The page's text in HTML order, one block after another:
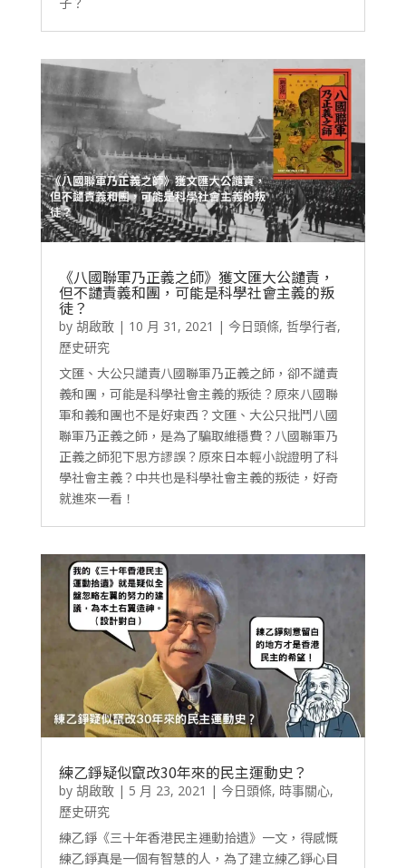
《八國聯軍乃正義之師》獲文匯大公譴責，
但不譴責義和團，可能是科學社會主義的叛
徒？
by 胡啟敢| 10 月 31, 2021 | 今日頭條, 哲學行者,
歷史研究
文匯、大公只譴責八國聯軍乃正義之師，卻不譴責
義和團，可能是科學社會主義的叛徒？原來八國聯
軍和義和團也不是好東西？文匯、大公只批鬥八國
聯軍乃正義之師，是為了騙取維穩費？八國聯軍乃
正義之師犯下思方謬誤？原來日本輕小說證明了科
學社會主義？中共也是科學社會主義的叛徒，好奇
就進來一看！
練乙錚疑似竄改30年來的民主運動史？
by 胡啟敢| 5 月 23, 2021 | 今日頭條, 時事關心,
歷史研究
練乙錚《三十年香港民主運動拾遺》一文，得感慨
練乙錚真是一個有智慧的人，為了建立練乙錚心目